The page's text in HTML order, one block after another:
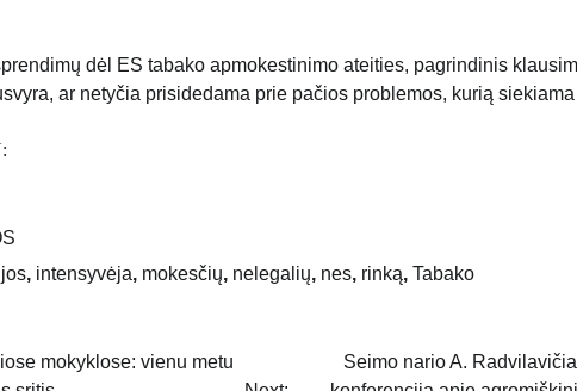
dėl ES tabako apmokestinimo ateities, pagrindinis
ar netyčia prisidedama prie pačios problemos, kurią
, intensyvėja, mokesčių, nelegalių, nes, rinką, Tabako
mokyklose: vienu metu
Seimo nario A.